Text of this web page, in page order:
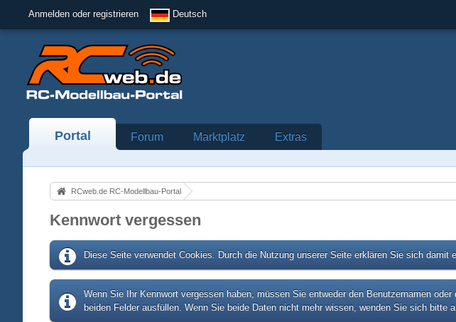
Anmelden oder registrieren Deutsch
Portal Forum Marktplatz Extras
RCweb.de RC-Modellbau-Portal
Kennwort vergessen
Diese Seite verwendet Cookies. Durch die Nutzung unserer Seite erklären Sie sich damit
Wenn Sie Ihr Kennwort vergessen haben, müssen Sie entweder den Benutzernamen
beiden Felder ausfüllen. Wenn Sie beide Daten nicht mehr wissen, wenden Sie sich bitte